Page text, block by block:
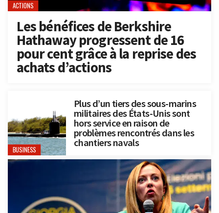
ACTIONS
Les bénéfices de Berkshire
Hathaway progressent de 16
pour cent grâce à la reprise des
achats d’actions
BUSINESS
Plus d’un tiers des sous-marins
militaires des États-Unis sont
hors service en raison de
problèmes rencontrés dans les
chantiers navals